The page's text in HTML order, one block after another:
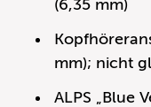
(6,35 mm)
mm); nicht
ALPS „Blue